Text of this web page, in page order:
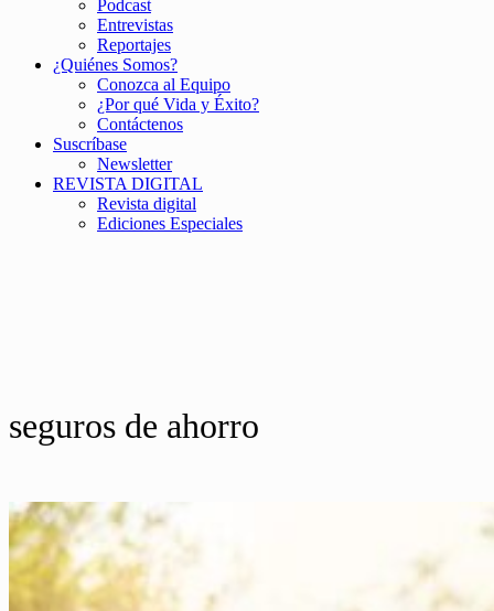
Podcast
Entrevistas
Reportajes
¿Quiénes Somos?
Conozca al Equipo
¿Por qué Vida y Éxito?
Contáctenos
Suscríbase
Newsletter
REVISTA DIGITAL
Revista digital
Ediciones Especiales
seguros de ahorro